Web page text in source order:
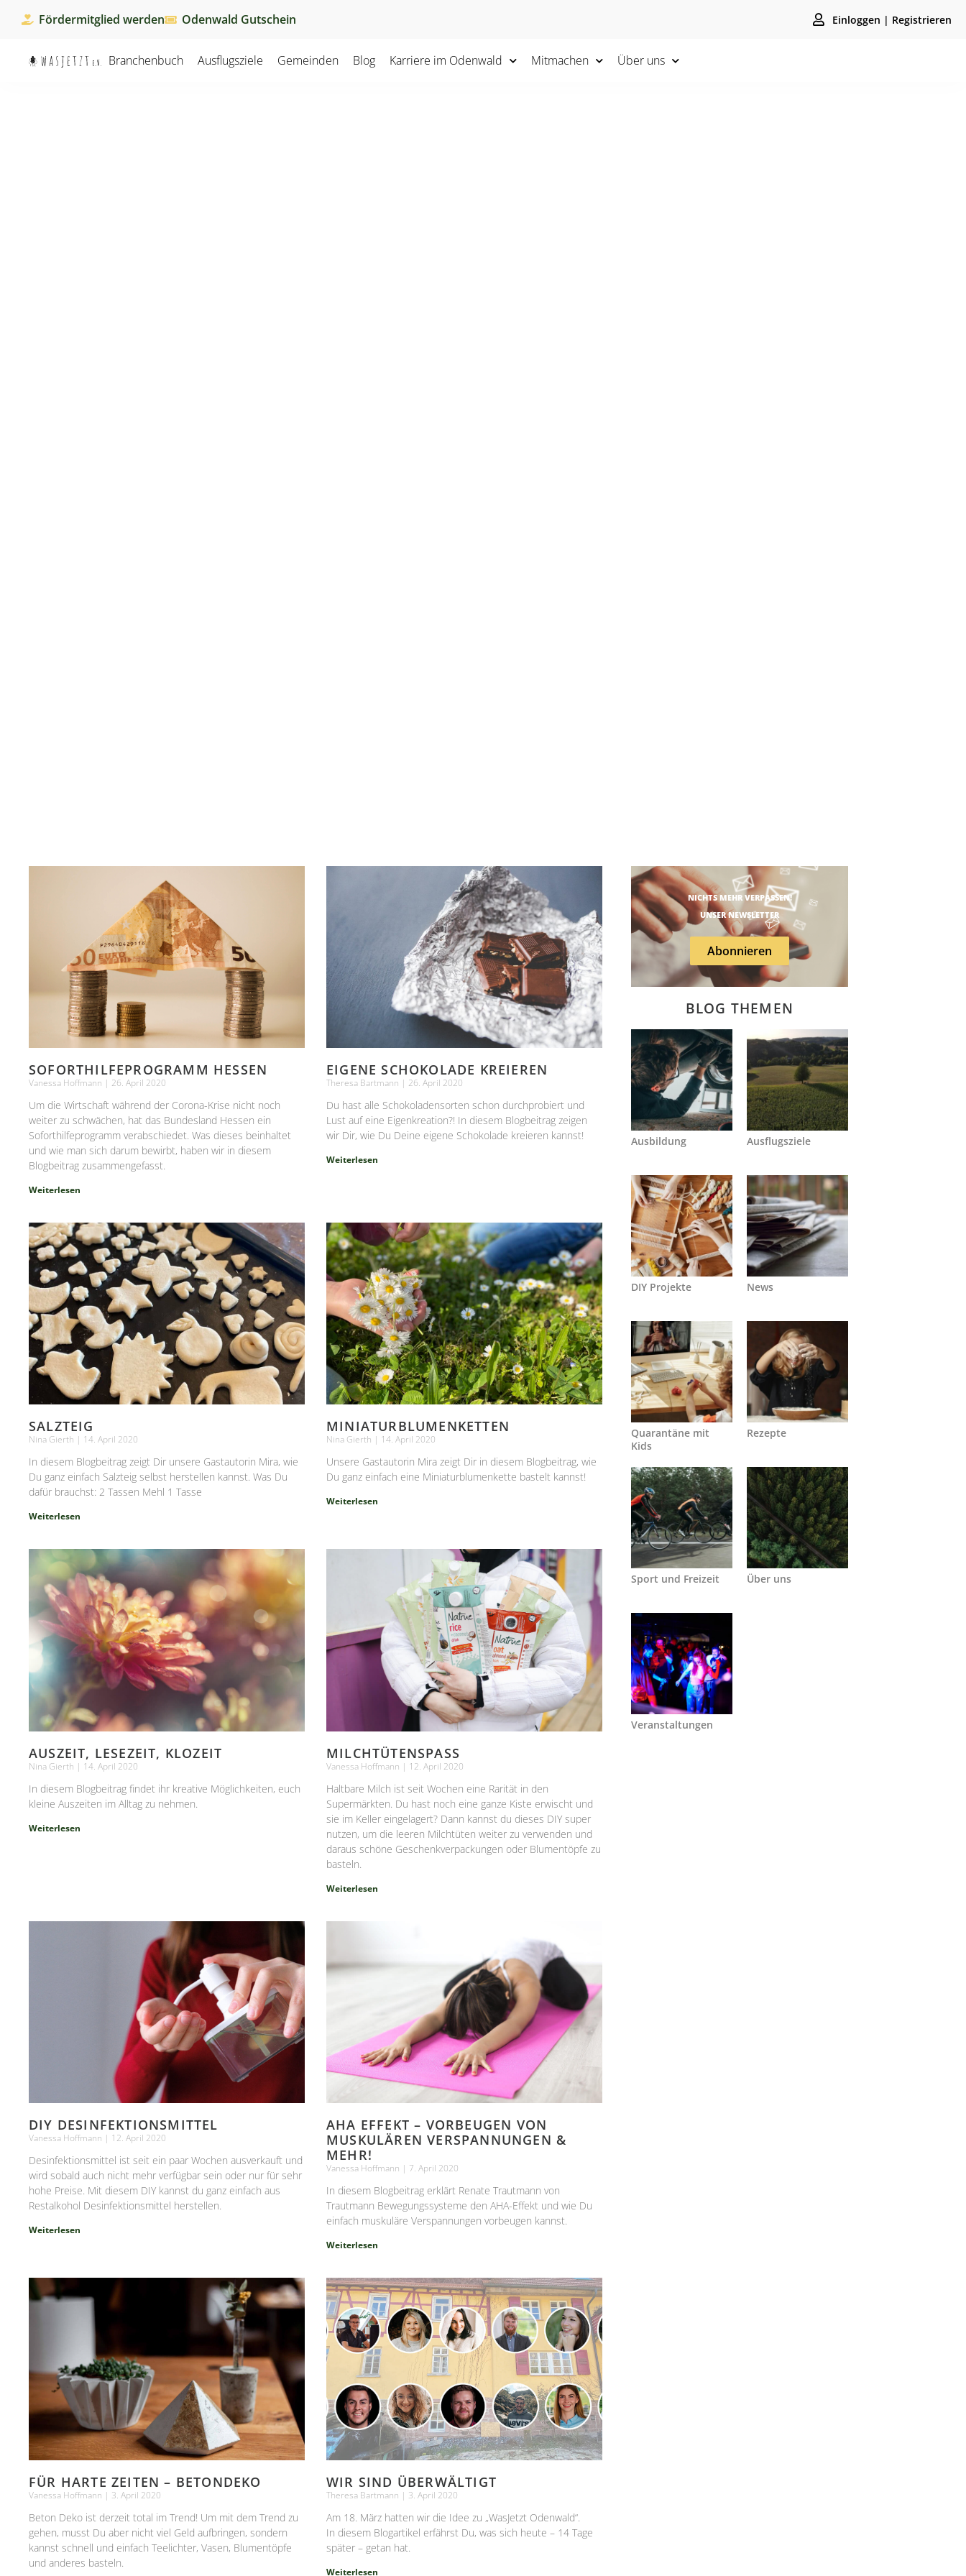
Fördermitglied werden Odenwald Gutschein Einloggen | Registrieren
Branchenbuch Ausflugsziele Gemeinden Blog Karriere im Odenwald Mitmachen Über uns
SOFORTHILFEPROGRAMM HESSEN
Vanessa Hoffmann 26. April 2020
Um die Wirtschaft während der Corona-Krise nicht noch
weiter zu schwächen, hat das Bundesland Hessen ein
Soforthilfeprogramm verabschiedet. Was dieses beinhaltet
und wie man sich darum bewirbt, haben wir in diesem
Blogbeitrag zusammengefasst.
Weiterlesen
EIGENE SCHOKOLADE KREIEREN
Theresa Bartmann 26. April 2020
Du hast alle Schokoladensorten schon durchprobiert und
Lust auf eine Eigenkreation?! In diesem Blogbeitrag zeigen
wir Dir, wie Du Deine eigene Schokolade kreieren kannst!
Weiterlesen
SALZTEIG
Nina Gierth 14. April 2020
In diesem Blogbeitrag zeigt Dir unsere Gastautorin Mira, wie
Du ganz einfach Salzteig selbst herstellen kannst. Was Du
dafür brauchst: 2 Tassen Mehl 1 Tasse
Weiterlesen
MINIATURBLUMENKETTEN
Nina Gierth 14. April 2020
Unsere Gastautorin Mira zeigt Dir in diesem Blogbeitrag, wie
Du ganz einfach eine Miniaturblumenkette bastelt kannst!
Weiterlesen
AUSZEIT, LESEZEIT, KLOZEIT
Nina Gierth 14. April 2020
In diesem Blogbeitrag findet ihr kreative Möglichkeiten, euch
kleine Auszeiten im Alltag zu nehmen.
Weiterlesen
MILCHTÜTENSPASS
Vanessa Hoffmann 12. April 2020
Haltbare Milch ist seit Wochen eine Rarität in den
Supermärkten. Du hast noch eine ganze Kiste erwischt und
sie im Keller eingelagert? Dann kannst du dieses DIY super
nutzen, um die leeren Milchtüten weiter zu verwenden und
daraus schöne Geschenkverpackungen oder Blumentöpfe zu
basteln.
Weiterlesen
DIY DESINFEKTIONSMITTEL
Vanessa Hoffmann 12. April 2020
Desinfektionsmittel ist seit ein paar Wochen ausverkauft und
wird sobald auch nicht mehr verfügbar sein oder nur für sehr
hohe Preise. Mit diesem DIY kannst du ganz einfach aus
Restalkohol Desinfektionsmittel herstellen.
Weiterlesen
AHA EFFEKT – VORBEUGEN VON
MUSKULÄREN VERSPANNUNGEN &
MEHR!
Vanessa Hoffmann 7. April 2020
In diesem Blogbeitrag erklärt Renate Trautmann von
Trautmann Bewegungssysteme den AHA-Effekt und wie Du
einfach muskuläre Verspannungen vorbeugen kannst.
Weiterlesen
FÜR HARTE ZEITEN – BETONDEKO
Vanessa Hoffmann 3. April 2020
Beton Deko ist derzeit total im Trend! Um mit dem Trend zu
gehen, musst Du aber nicht viel Geld aufbringen, sondern
kannst schnell und einfach Teelichter, Vasen, Blumentöpfe
und anderes basteln.
WIR SIND ÜBERWÄLTIGT
Theresa Bartmann 3. April 2020
Am 18. März hatten wir die Idee zu „WasJetzt Odenwald“.
In diesem Blogartikel erfährst Du, was sich heute – 14 Tage
später – getan hat.
Weiterlesen
NICHTS MEHR VERPASSEN!
UNSER NEWSLETTER
Abonnieren
BLOG THEMEN
Ausbildung Ausflugsziele
DIY Projekte News
Quarantäne mit
Kids
Rezepte
Sport und Freizeit Über uns
Veranstaltungen